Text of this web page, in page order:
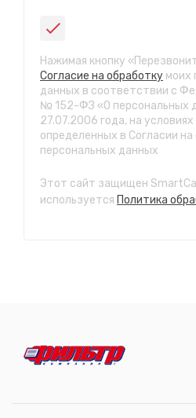
СТО "Байкальская"
ул.Байкальская, 58г
с 7.00 до 23.30, без выходных
СТО "Марата"
ул. Рабочего штаба, 96
с 7.00 до 21.30, без выходных
СТО "Ново-Ленино"
ул. Розы Люксембург, 97
с 8.00 до 22.30, без выходных
Нажимая кнопку
Согласие на обработку моих
данных в соответствии с
№ 152-ФЗ «О персональных
27.07.2006 года, на
определенных в Согласии на
персональных данных
Этот сайт защищен
используется Политика